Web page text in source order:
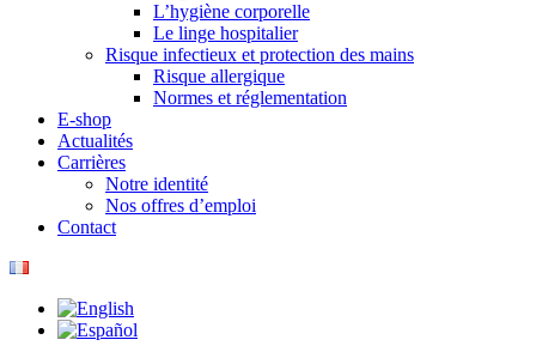
L’hygiène corporelle
Le linge hospitalier
Risque infectieux et protection des mains
Risque allergique
Normes et réglementation
E-shop
Actualités
Carrières
Notre identité
Nos offres d’emploi
Contact